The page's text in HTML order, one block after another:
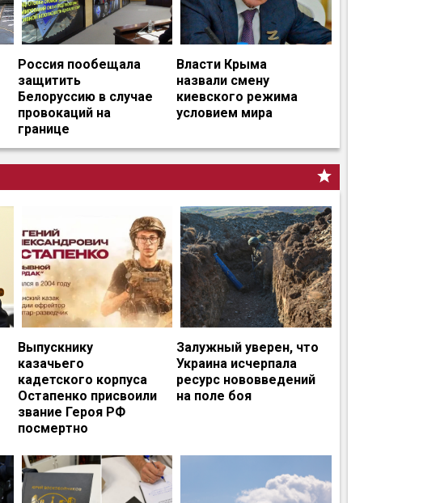
Россия пообещала
защитить
Белоруссию в случае
провокаций на
границе
Власти Крыма
назвали смену
киевского режима
условием мира
Выпускнику
казачьего
кадетского корпуса
Остапенко присвоили
звание Героя РФ
посмертно
Залужный уверен, что
Украина исчерпала
ресурс нововведений
на поле боя